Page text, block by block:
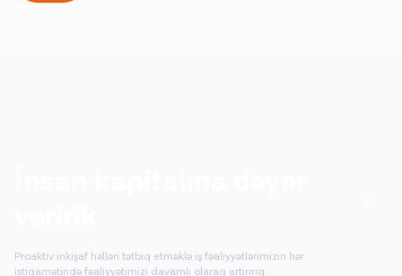
Proaktiv inkişaf həlləri tətbiq etməklə iş fəaliyyətlərimizin hər
istiqamətində fəaliyyətimizi davamlı olaraq artırırıq.